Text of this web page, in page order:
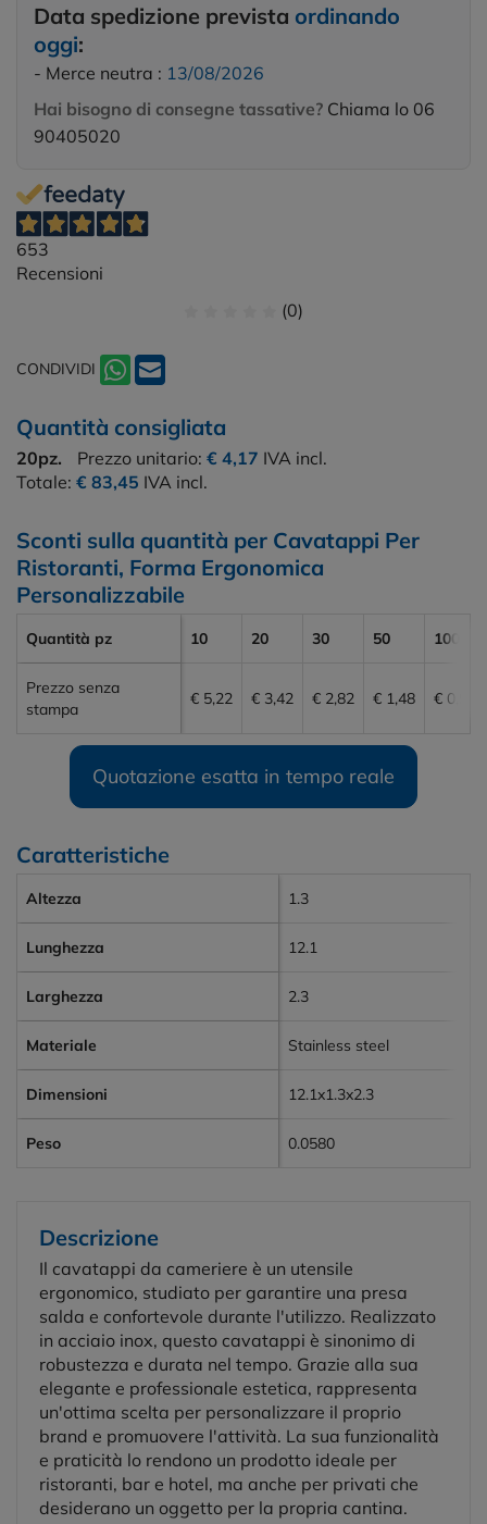
Data spedizione prevista ordinando
oggi:
- Merce neutra : 13/08/2026
Hai bisogno di consegne tassative? Chiama lo 06
90405020
653
Recensioni
(0)
CONDIVIDI
Quantità consigliata
20pz. Prezzo unitario: € 4,17 IVA incl.
Totale: € 83,45 IVA incl.
Sconti sulla quantità per Cavatappi Per
Ristoranti, Forma Ergonomica
Personalizzabile
Quantità pz 10 20 30 50 100
Prezzo senza
stampa
€ 5,22 € 3,42 € 2,82 € 1,48 € 0,99
Quotazione esatta in tempo reale
Caratteristiche
Altezza 1.3
Lunghezza 12.1
Larghezza 2.3
Materiale Stainless steel
Dimensioni 12.1x1.3x2.3
Peso 0.0580
Descrizione
Il cavatappi da cameriere è un utensile
ergonomico, studiato per garantire una presa
salda e confortevole durante l'utilizzo. Realizzato
in acciaio inox, questo cavatappi è sinonimo di
robustezza e durata nel tempo. Grazie alla sua
elegante e professionale estetica, rappresenta
un'ottima scelta per personalizzare il proprio
brand e promuovere l'attività. La sua funzionalità
e praticità lo rendono un prodotto ideale per
ristoranti, bar e hotel, ma anche per privati che
desiderano un oggetto per la propria cantina.